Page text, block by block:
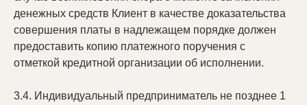
денежных средств Клиент в качестве доказательства
совершения платы в надлежащем порядке должен
предоставить копию платежного поручения с
отметкой кредитной организации об исполнении.
3.4. Индивидуальный предприниматель не позднее 1